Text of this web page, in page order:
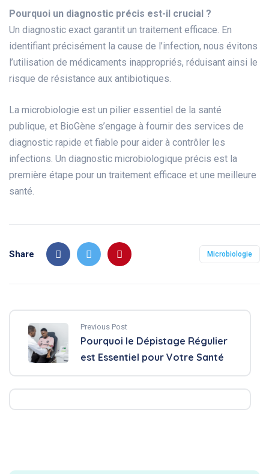
Pourquoi un diagnostic précis est-il crucial ?
Un diagnostic exact garantit un traitement efficace. En
identifiant précisément la cause de l’infection, nous évitons
l’utilisation de médicaments inappropriés, réduisant ainsi le
risque de résistance aux antibiotiques.
La microbiologie est un pilier essentiel de la santé
publique, et BioGène s’engage à fournir des services de
diagnostic rapide et fiable pour aider à contrôler les
infections. Un diagnostic microbiologique précis est la
première étape pour un traitement efficace et une meilleure
santé.
Share Microbiologie
Previous Post
Pourquoi le Dépistage Régulier
est Essentiel pour Votre Santé